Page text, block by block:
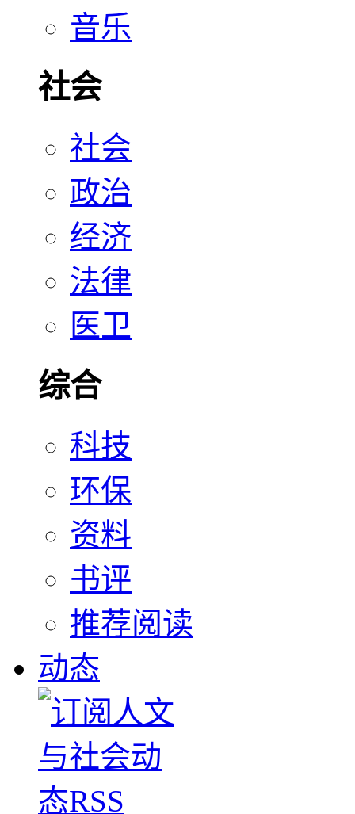
音乐
社会
社会
政治
经济
法律
医卫
综合
科技
环保
资料
书评
推荐阅读
动态